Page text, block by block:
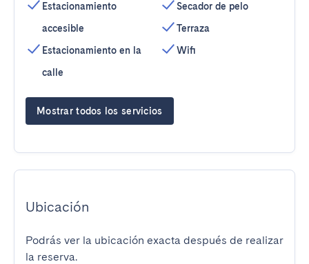
Estacionamiento
accesible
Estacionamiento en la
calle
Secador de pelo
Terraza
Wifi
Mostrar todos los servicios
Ubicación
Podrás ver la ubicación exacta después de realizar
la reserva.